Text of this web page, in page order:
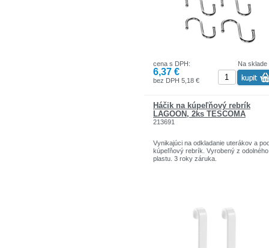
Na sklade
cena s DPH:
6,37 €
bez DPH 5,18 €
Háčik na kúpeľňový rebrík
LAGOON, 2ks TESCOMA
213691
Vynikajúci na odkladanie uterákov a
kúpeľňový rebrík. Vyrobený z odolného
plastu. 3 roky záruka.